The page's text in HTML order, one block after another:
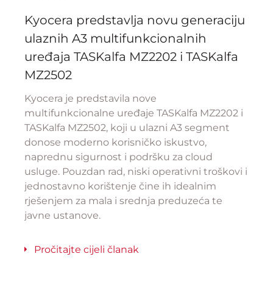
Kyocera predstavlja novu generaciju
ulaznih A3 multifunkcionalnih
uređaja TASKalfa MZ2202 i TASKalfa
MZ2502
Kyocera je predstavila nove
multifunkcionalne uređaje TASKalfa MZ2202 i
TASKalfa MZ2502, koji u ulazni A3 segment
donose moderno korisničko iskustvo,
naprednu sigurnost i podršku za cloud
usluge. Pouzdan rad, niski operativni troškovi i
jednostavno korištenje čine ih idealnim
rješenjem za mala i srednja preduzeća te
javne ustanove.
Pročitajte cijeli članak